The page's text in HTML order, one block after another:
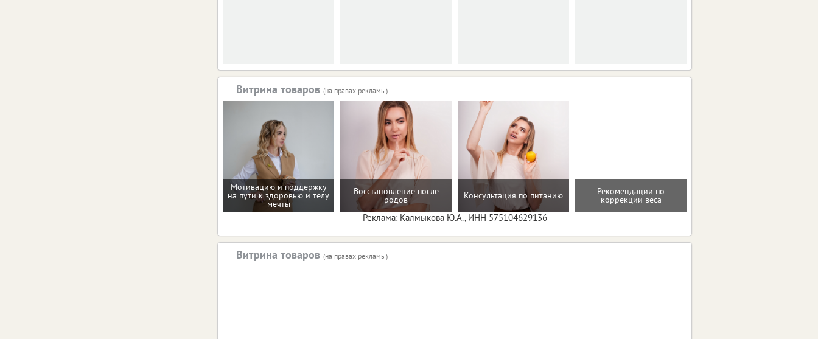
Витрина товаров (на правах рекламы)
Мотивацию и поддержку
на пути к здоровью и телу
мечты
Восстановление после
родов Консультация по питанию Рекомендации по
коррекции веса
Реклама: Калмыкова Ю.А., ИНН 575104629136
Витрина товаров (на правах рекламы)